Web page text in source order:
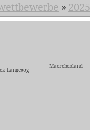
» 2025
Langeoog
Maerchenland